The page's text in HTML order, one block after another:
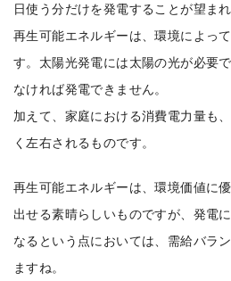
日使う分だけを発電することが望まれ
再生可能エネルギーは、環境によっ
す。太陽光発電には太陽の光が必要
なければ発電できません。
加えて、家庭における消費電力量も
く左右されるものです。
再生可能エネルギーは、環境価値に
出せる素晴らしいものですが、発電
なるという点においては、需給バラ
ますね。